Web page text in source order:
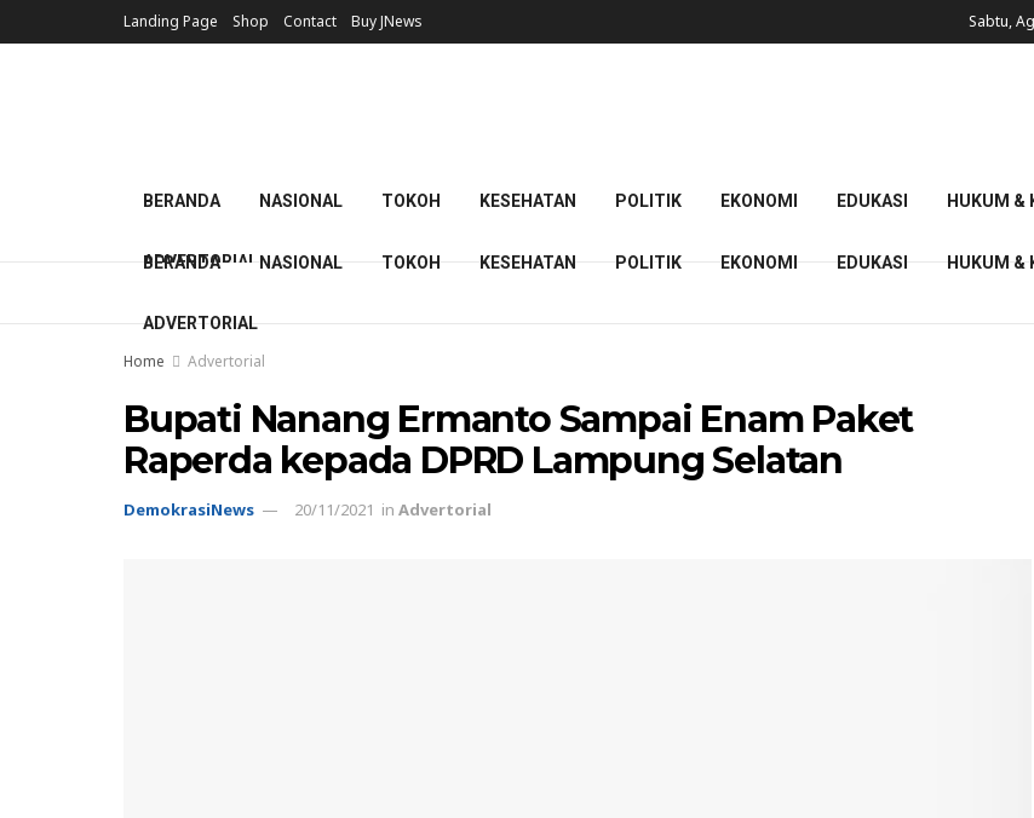
Landing Page Shop Contact Buy JNews Sabtu,
BERANDA NASIONAL TOKOH KESEHATAN POLITIK EKONOMI EDUKASI HUKUM &
ADVERTORIAL
BERANDA NASIONAL TOKOH KESEHATAN POLITIK EKONOMI EDUKASI HUKUM &
ADVERTORIAL
Home Advertorial
Bupati Nanang Ermanto Sampai Enam Paket
Raperda kepada DPRD Lampung Selatan
DemokrasiNews 20/11/2021 in Advertorial